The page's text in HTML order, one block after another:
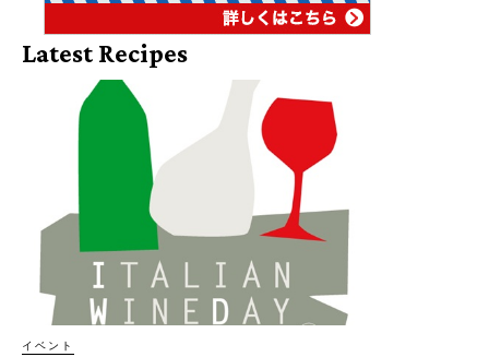
Latest Recipes
イベント